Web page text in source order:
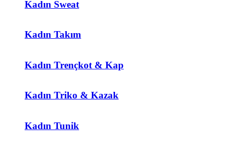
Kadın Sweat
Kadın Takım
Kadın Trençkot & Kap
Kadın Triko & Kazak
Kadın Tunik